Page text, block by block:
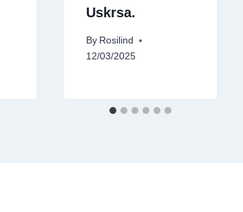
Uskrsa.
By Rosilind
12/03/2025